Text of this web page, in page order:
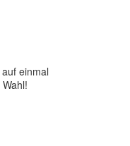
einmal